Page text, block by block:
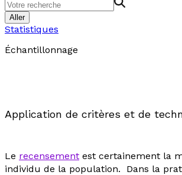
Aller
Statistiques
Échantillonnage
Application de critères et de
Le recensement est certainement la
individu de la population. Dans la